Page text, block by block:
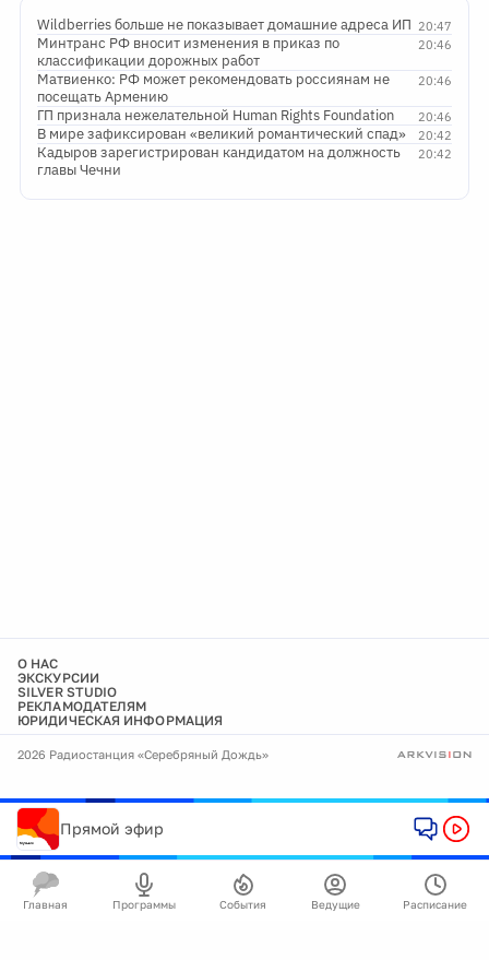
20:47
Wildberries больше не показывает домашние адреса ИП
20:46
Минтранс РФ вносит изменения в приказ по
классификации дорожных работ
20:46
Матвиенко: РФ может рекомендовать россиянам не
посещать Армению
20:46
ГП признала нежелательной Human Rights Foundation
20:42
В мире зафиксирован «великий романтический спад»
20:42
Кадыров зарегистрирован кандидатом на должность
главы Чечни
О НАС
ЭКСКУРСИИ
SILVER STUDIO
РЕКЛАМОДАТЕЛЯМ
ЮРИДИЧЕСКАЯ ИНФОРМАЦИЯ
2026 Радиостанция «Серебряный Дождь»
Прямой эфир
Главная Программы События Ведущие Расписание